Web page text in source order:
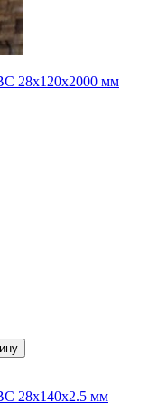
28x120x2000 мм
28x140x2.5 мм